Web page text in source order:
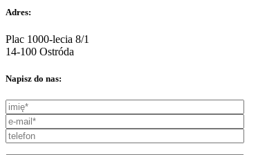
Adres:
Plac 1000-lecia 8/1
14-100 Ostróda
Napisz do nas: